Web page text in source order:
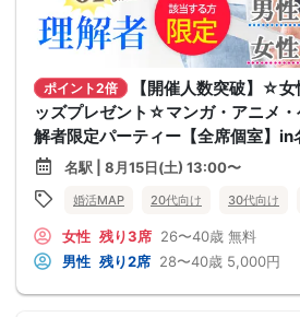
ポイント2倍
【開催人数突破】☆
ッズプレゼント☆マンガ・アニメ
解者限定パーティー【全席個室】in
名駅 | 8月15日(土) 13:00〜
婚活MAP 20代向け 30代向け
女性 残り3席 26〜40歳 無料
男性 残り2席 28〜40歳 5,000円